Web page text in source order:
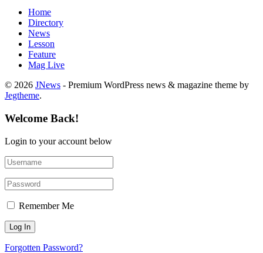
Home
Directory
News
Lesson
Feature
Mag Live
© 2026 JNews - Premium WordPress news & magazine theme by
Jegtheme.
Welcome Back!
Login to your account below
Remember Me
Forgotten Password?